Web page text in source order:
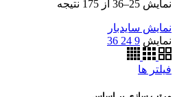
نمایش 25–36 از 175 نتیجه
نمایش سایدبار
نمایش 9
24
36
فیلتر ها